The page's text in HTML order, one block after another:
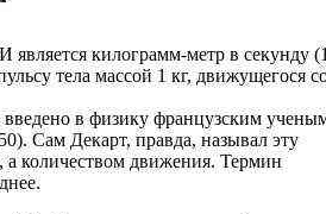
килограмм-метр в секунду
тела массой 1 кг, движущегося
в физику французским
Сам Декарт, правда, называл эту
количеством движения. Термин